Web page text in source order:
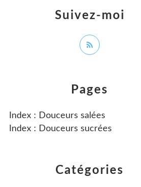
Catégories
Pages
Index : Douceurs salées
Index : Douceurs sucrées
Suivez-moi